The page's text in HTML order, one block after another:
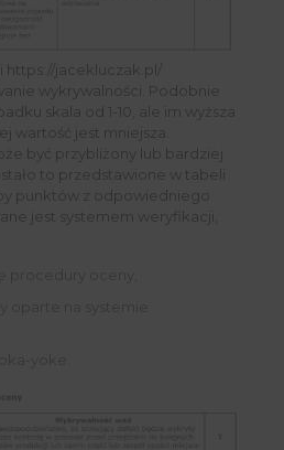
https://jacekluczak.pl/
wykrywalności. Podobnie
skala od 1-10, ale im wyższa
wartość jest mniejsza.
być przybliżony lub bardziej
to przedstawione w tabeli
punktów z odpowiedniego
jest systemem weryfikacji,